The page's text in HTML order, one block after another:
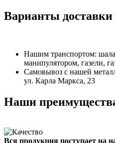
Варианты доставки
Нашим транспортом:
манипулятором, газели,
Самовывоз с нашей
ул. Карла Маркса, 23
Наши
Вся продукция поступает на